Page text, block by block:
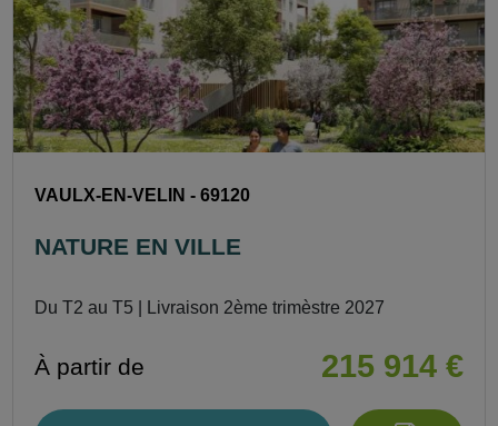
VAULX-EN-VELIN - 69120
NATURE EN VILLE
Du T2 au T5 | Livraison 2ème trimèstre 2027
À partir de 215 914 €